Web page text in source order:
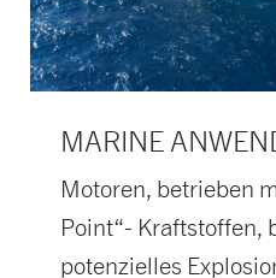
MARINE
Motoren, betrieben
Point“- Kraftstoffen,
potenzielles